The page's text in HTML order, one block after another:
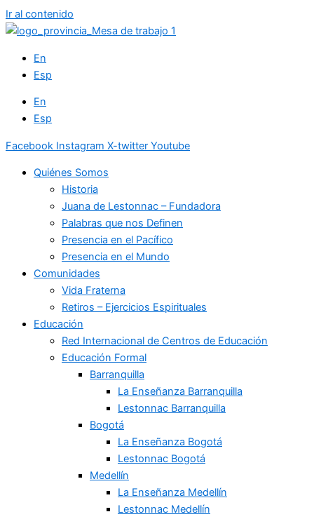
Ir al contenido
En
Esp
En
Esp
Facebook Instagram X-twitter Youtube
Quiénes Somos
Historia
Juana de Lestonnac – Fundadora
Palabras que nos Definen
Presencia en el Pacífico
Presencia en el Mundo
Comunidades
Vida Fraterna
Retiros – Ejercicios Espirituales
Educación
Red Internacional de Centros de Educación
Educación Formal
Barranquilla
La Enseñanza Barranquilla
Lestonnac Barranquilla
Bogotá
La Enseñanza Bogotá
Lestonnac Bogotá
Medellín
La Enseñanza Medellín
Lestonnac Medellín